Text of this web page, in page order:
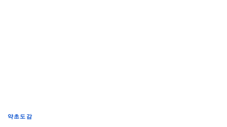
약초도감